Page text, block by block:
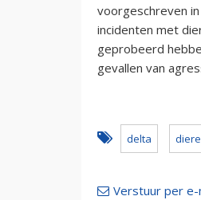
voorgeschreven
incidenten met
geprobeerd
gevallen van
delta
Verstuur per e-